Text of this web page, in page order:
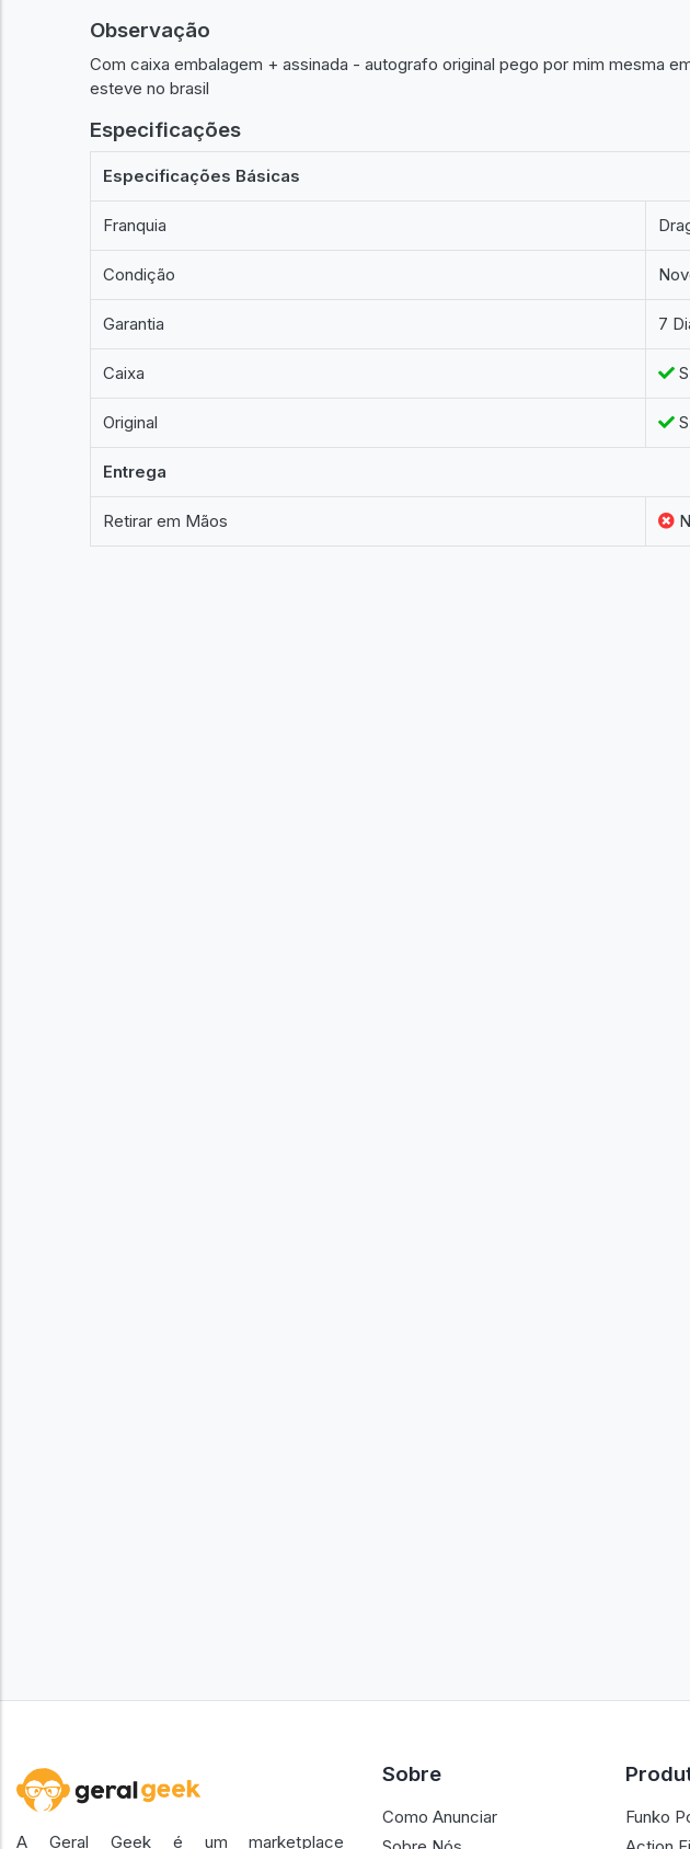
Observação
Com caixa embalagem + assinada - autografo original pego por mim mesma
esteve no brasil
Especificações
Especificações Básicas
Franquia
Condição
Garantia 7
Caixa
Original
Entrega
Retirar em Mãos
A Geral Geek é um marketplace
Sobre
Como Anunciar
Funko